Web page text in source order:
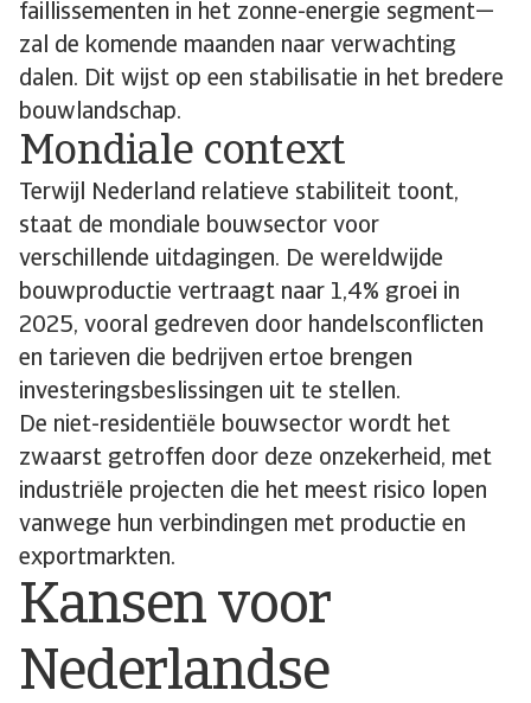
faillissementen in het zonne-energie segment—
zal de komende maanden naar verwachting
dalen. Dit wijst op een stabilisatie in het bredere
bouwlandschap.
Mondiale context
Terwijl Nederland relatieve stabiliteit toont,
staat de mondiale bouwsector voor
verschillende uitdagingen. De wereldwijde
bouwproductie vertraagt naar 1,4% groei in
2025, vooral gedreven door handelsconflicten
en tarieven die bedrijven ertoe brengen
investeringsbeslissingen uit te stellen.
De niet-residentiële bouwsector wordt het
zwaarst getroffen door deze onzekerheid, met
industriële projecten die het meest risico lopen
vanwege hun verbindingen met productie en
exportmarkten.
Kansen voor
Nederlandse